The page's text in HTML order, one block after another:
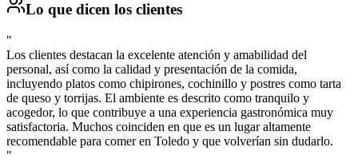
Lo que dicen los clientes
"
Los clientes destacan la excelente atención y amabilidad del
personal, así como la calidad y presentación de la comida,
incluyendo platos como chipirones, cochinillo y postres como tarta
de queso y torrijas. El ambiente es descrito como tranquilo y
acogedor, lo que contribuye a una experiencia gastronómica muy
satisfactoria. Muchos coinciden en que es un lugar altamente
recomendable para comer en Toledo y que volverían sin dudarlo.
"